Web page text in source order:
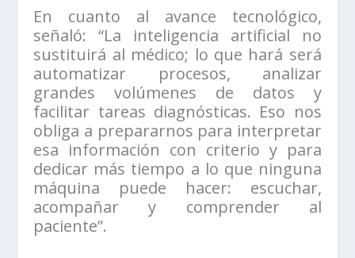
En cuanto al avance tecnológico,
señaló: “La inteligencia artificial no
sustituirá al médico; lo que hará será
automatizar procesos, analizar
grandes volúmenes de datos y
facilitar tareas diagnósticas. Eso nos
obliga a prepararnos para interpretar
esa información con criterio y para
dedicar más tiempo a lo que ninguna
máquina puede hacer: escuchar,
acompañar y comprender al
paciente”.